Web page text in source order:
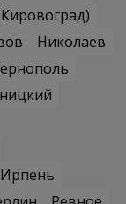
Николаев
Ирпень